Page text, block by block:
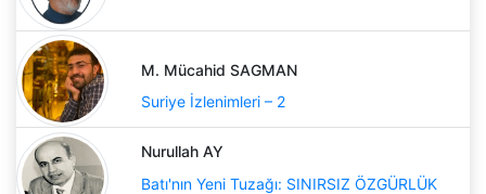
M. Mücahid SAGMAN
Suriye İzlenimleri – 2
Nurullah AY
Batı'nın Yeni Tuzağı: SINIRSIZ ÖZGÜRLÜK